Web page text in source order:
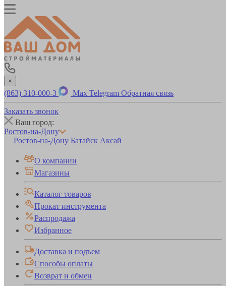
×
(863) 310-000-3 Max Telegram Обратная связь
Заказать звонок
Ваш город:
Ростов-на-Дону
Ростов-на-Дону Батайск Аксай
О компании
Магазины
Каталог товаров
Прокат инструмента
Распродажа
Избранное
Доставка и подъем
Способы оплаты
Возврат и обмен